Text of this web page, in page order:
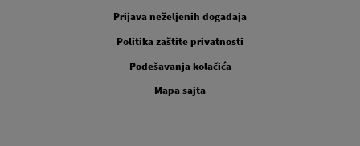
Prijava neželjenih događaja
Politika zaštite privatnosti
Podešavanja kolačića
Mapa sajta